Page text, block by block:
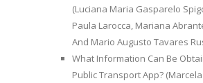
(Luciana Maria Gasparelo
Paula Larocca, Mariana
And Mario Augusto Tavares
What Information Can Be
Public Transport App?